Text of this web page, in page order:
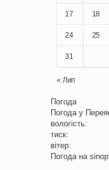
17 18
24 25
31
« Лип
Погода
Погода у
вологість:
тиск:
вітер:
Погода на